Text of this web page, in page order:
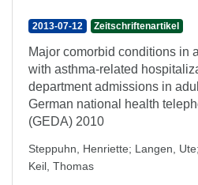
2013-07-12 Zeitschriftenartikel
Major comorbid conditions in
with asthma-related
department admissions in
German national health
(GEDA) 2010
Steppuhn, Henriette; Langen, Ute;
Keil, Thomas